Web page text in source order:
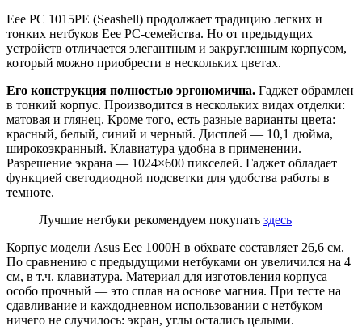
Eee PC 1015PE (Seashell) продолжает традицию легких и
тонких нетбуков Еее PC-семейства. Но от предыдущих
устройств отличается элегантным и закругленным корпусом,
который можно приобрести в нескольких цветах.
Его конструкция полностью эргономична. Гаджет обрамлен
в тонкий корпус. Производится в нескольких видах отделки:
матовая и глянец. Кроме того, есть разные варианты цвета:
красный, белый, синий и черный. Дисплей — 10,1 дюйма,
широкоэкранный. Клавиатура удобна в применении.
Разрешение экрана — 1024×600 пикселей. Гаджет обладает
функцией светодиодной подсветки для удобства работы в
темноте.
Лучшие нетбуки рекомендуем покупать здесь
Корпус модели Asus Eee 1000H в обхвате составляет 26,6 см.
По сравнению с предыдущими нетбуками он увеличился на 4
см, в т.ч. клавиатура. Материал для изготовления корпуса
особо прочный — это сплав на основе магния. При тесте на
сдавливание и каждодневном использовании с нетбуком
ничего не случилось: экран, углы остались целыми.